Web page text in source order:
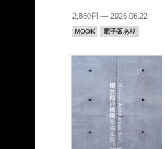
2,860円 — 2026.06.22
MOOK 電子版あり